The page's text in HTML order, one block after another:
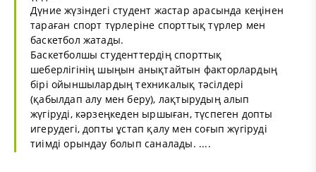
Дүние жүзiндегi студент жастар арасында кеңiнен
тараған спорт түрлерiне спорттық түрлер мен
баскетбол жатады.
Баскетболшы студенттердiң спорттық
шеберлiгiнiң шыңын анықтайтын факторлардың
бiрi ойыншылардың техникалық тәсiлдерi
(қабылдап алу мен беру), лақтырудың алып
жүгiрудi, кәрзеңкеден ыршыған, түспеген допты
игерудегi, допты ұстап қалу мен соғып жүгiрудi
тиiмдi орындау болып саналады. ....